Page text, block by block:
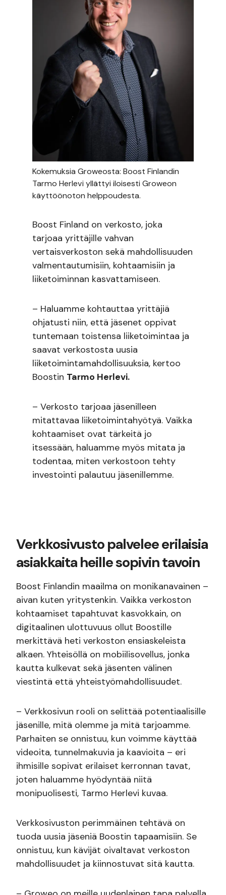
Kokemuksia Groweosta: Boost Finlandin
Tarmo Herlevi yllättyi iloisesti Groweon
käyttöönoton helppoudesta.
Boost Finland on verkosto, joka
tarjoaa yrittäjille vahvan
vertaisverkoston sekä mahdollisuuden
valmentautumisiin, kohtaamisiin ja
liiketoiminnan kasvattamiseen.
– Haluamme kohtauttaa yrittäjiä
ohjatusti niin, että jäsenet oppivat
tuntemaan toistensa liiketoimintaa ja
saavat verkostosta uusia
liiketoimintamahdollisuuksia, kertoo
Boostin Tarmo Herlevi.
– Verkosto tarjoaa jäsenilleen
mitattavaa liiketoimintahyötyä. Vaikka
kohtaamiset ovat tärkeitä jo
itsessään, haluamme myös mitata ja
todentaa, miten verkostoon tehty
investointi palautuu jäsenillemme.
Verkkosivusto palvelee erilaisia
asiakkaita heille sopivin tavoin
Boost Finlandin maailma on monikanavainen –
aivan kuten yritystenkin. Vaikka verkoston
kohtaamiset tapahtuvat kasvokkain, on
digitaalinen ulottuvuus ollut Boostille
merkittävä heti verkoston ensiaskeleista
alkaen. Yhteisöllä on mobiilisovellus, jonka
kautta kulkevat sekä jäsenten välinen
viestintä että yhteistyömahdollisuudet.
– Verkkosivun rooli on selittää potentiaalisille
jäsenille, mitä olemme ja mitä tarjoamme.
Parhaiten se onnistuu, kun voimme käyttää
videoita, tunnelmakuvia ja kaavioita – eri
ihmisille sopivat erilaiset kerronnan tavat,
joten haluamme hyödyntää niitä
monipuolisesti, Tarmo Herlevi kuvaa.
Verkkosivuston perimmäinen tehtävä on
tuoda uusia jäseniä Boostin tapaamisiin. Se
onnistuu, kun kävijät oivaltavat verkoston
mahdollisuudet ja kiinnostuvat sitä kautta.